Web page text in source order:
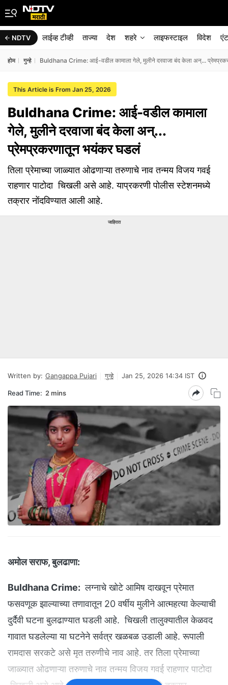
NDTV लाईव्ह टीव्ही ताज्या देश शहरे लाइफस्टाइल विदेश
होम गुन्हे Buldhana Crime: आई-वडील कामाला गेले, मुलीने दरवाजा बंद केला अन्...
This Article is From Jan 25, 2026
Buldhana Crime: आई-वडील कामाला
गेले, मुलीने दरवाजा बंद केला अन्...
प्रेमप्रकरणातून भयंकर घडलं
तिला प्रेमाच्या जाळ्यात ओढणाऱ्या तरुणाचे नाव तन्मय विजय गवई
राहणार पाटोदा चिखली असे आहे. याप्रकरणी पोलीस स्टेशनमध्ये
तक्रार नोंदविण्यात आली आहे.
जाहिरात
Written by: Gangappa Pujari गुन्हे Jan 25, 2026 14:34 IST
Read Time: 2 mins
अमोल सराफ, बुलढाणा:
Buldhana Crime: लग्नाचे खोटे आमिष दाखवून प्रेमात
फसवणूक झाल्याच्या तणावातून 20 वर्षीय मुलीने आत्महत्या केल्याची
दुर्दैवी घटना बुलढाण्यात घडली आहे. चिखली तालुक्यातील केळवद
गावात घडलेल्या या घटनेने सर्वत्र खळबळ उडाली आहे. रूपाली
रामदास सरकटे असे मृत तरुणीचे नाव आहे. तर तिला प्रेमाच्या
जाळ्यात ओढणाऱ्या तरुणाचे नाव तन्मय विजय गवई राहणार पाटोदा